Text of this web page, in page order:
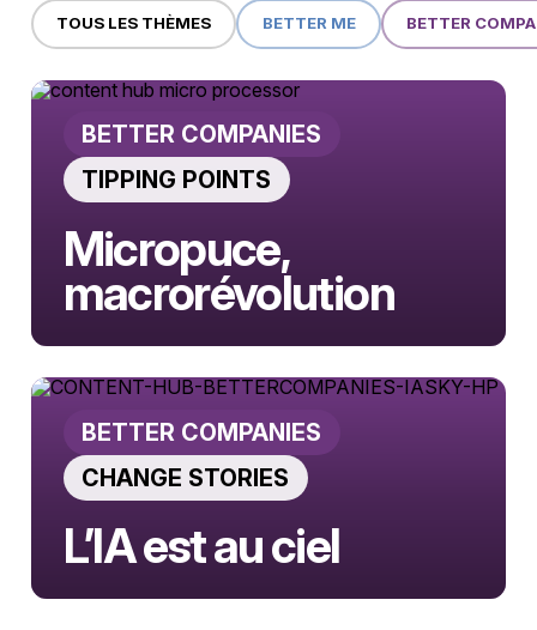
TOUS LES THÈMES BETTER ME BETTER
RÉSULTATS
BETTER COMPANIES
TIPPING POINTS
Micropuce,
macrorévolution
moments marquent un avant et un après.
début des ann…
BETTER COMPANIES
CHANGE STORIES
L’IA est au ciel